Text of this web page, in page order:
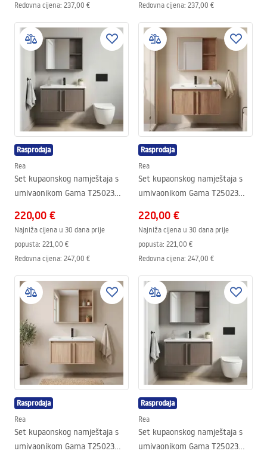
Redovna cijena: 237,00 €
Redovna cijena: 237,00 €
Rasprodaja
Rea
Set kupaonskog namještaja s
umivaonikom Gama T25023
220,00 €
Najniža cijena u 30 dana prije
popusta: 221,00 €
Redovna cijena: 247,00 €
Rasprodaja
Rea
Set kupaonskog namještaja s
umivaonikom Gama T25023
220,00 €
Najniža cijena u 30 dana prije
popusta: 221,00 €
Redovna cijena: 247,00 €
Rasprodaja
Rea
Set kupaonskog namještaja s
umivaonikom Gama T25023
Rasprodaja
Rea
Set kupaonskog namještaja s
umivaonikom Gama T25023